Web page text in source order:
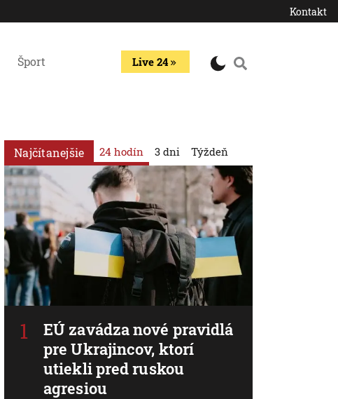
Kontakt
Šport Live 24
Najčítanejšie 24 hodín
EÚ zavádza nové pravidlá
pre Ukrajincov, ktorí
utiekli pred ruskou
agresiou
3 dni Týždeň